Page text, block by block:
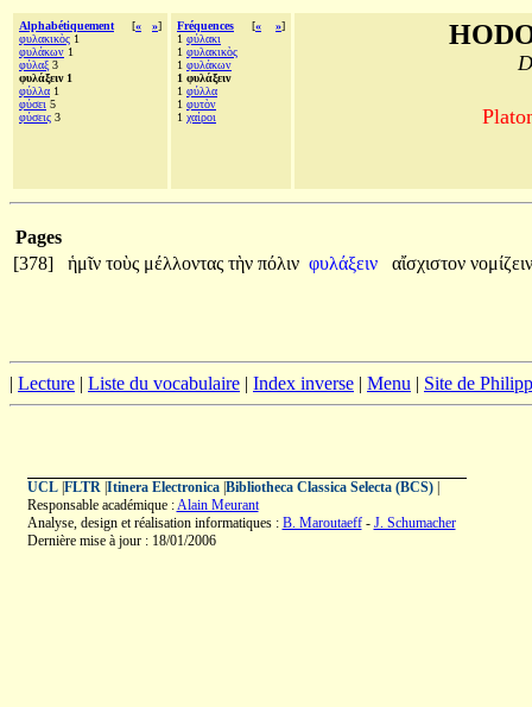
Alphabétiquement [« »]
φυλακικὸς 1
φυλάκων 1
φύλαξ 3
φυλάξειν 1
φύλλα 1
φύσει 5
φύσεις 3
Fréquences [« »]
1 φύλακι
1 φυλακικὸς
1 φυλάκων
1 φυλάξειν
1 φύλλα
1 φυτὸν
1 χαίροι
Pages
[378]
ἡμῖν τοὺς μέλλοντας τὴν πόλιν φυλάξειν αἴσχιστον
| Lecture | Liste du vocabulaire | Index inverse | Menu | Site de
UCL| FLTR| Itinera Electronica| Bibliotheca Classica Selecta (BCS)|
Responsable académique :Alain Meurant
Analyse, design et réalisation informatiques : B. Maroutaeff- J. Schumacher
Dernière mise à jour : 18/01/2006